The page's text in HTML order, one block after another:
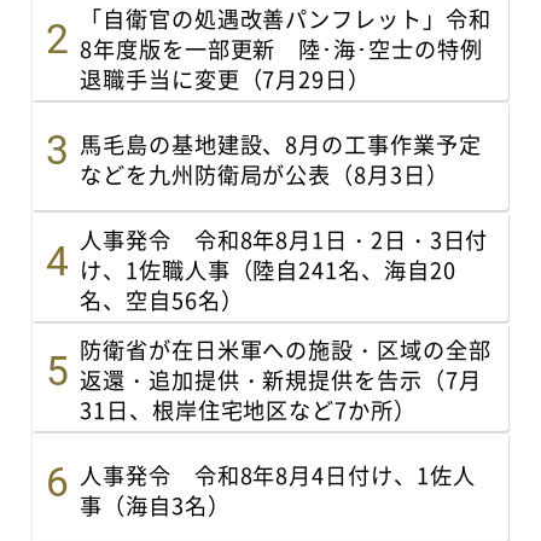
「自衛官の処遇改善パンフレット」令和
8年度版を一部更新 陸･海･空士の特例
退職手当に変更（7月29日）
馬毛島の基地建設、8月の工事作業予定
などを九州防衛局が公表（8月3日）
人事発令 令和8年8月1日・2日・3日付
け、1佐職人事（陸自241名、海自20
名、空自56名）
防衛省が在日米軍への施設・区域の全部
返還・追加提供・新規提供を告示（7月
31日、根岸住宅地区など7か所）
人事発令 令和8年8月4日付け、1佐人
事（海自3名）